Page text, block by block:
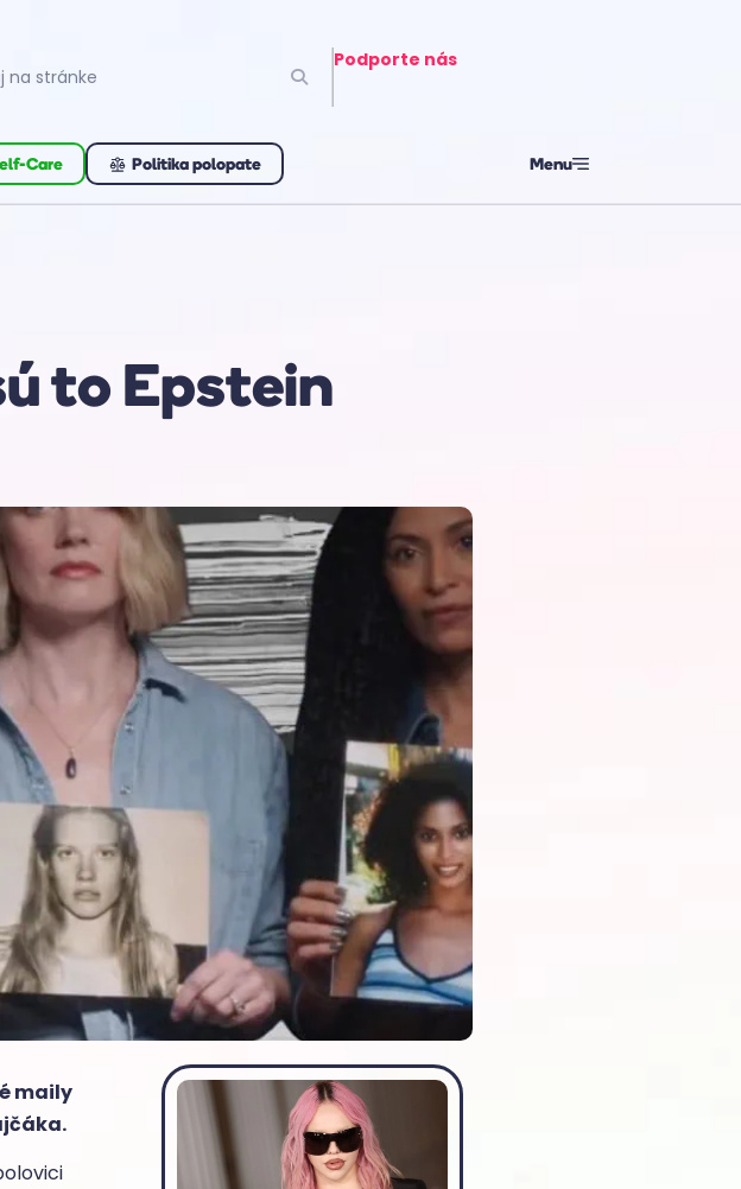
Podporte nás
Care Politika polopate Menu
to Epstein
maily